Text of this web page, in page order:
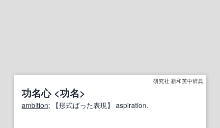
研究社 新和英中辞典
功名心 <功名>
ambition; 【形式ばった表現】 aspiration.